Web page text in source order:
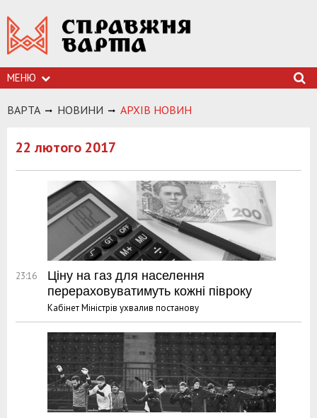
МЕНЮ
ВАРТА НОВИНИ АРХIВ НОВИН
22 лютого 2017
23:16
Ціну на газ для населення
перераховуватимуть кожні півроку
Кабінет Міністрів ухвалив постанову